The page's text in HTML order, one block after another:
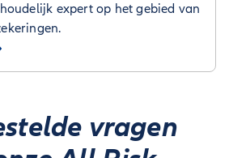
expert op het gebied van
vragen